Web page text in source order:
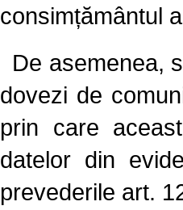
consimțământul
De asemenea,
dovezi de
prin care
datelor din
prevederile art.